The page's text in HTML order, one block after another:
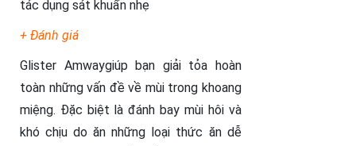
tác dụng sát khuẩn nhẹ
+ Đánh giá
Glister Amwaygiúp bạn giải tỏa hoàn
toàn những vấn đề về mùi trong khoang
miệng. Đặc biệt là đánh bay mùi hôi và
khó chịu do ăn những loại thức ăn dễ